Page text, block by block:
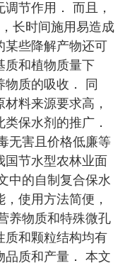
节作用． 而且，
长时间施用易造成
某些降解产物还可
质和植物质量下
物质的吸收． 同
料来源要求高，
保水剂的推广．
无害且价格低廉等
国节水型农林业面
中的自制复合保水
使用方法简便，
养物质和特殊微孔
质和颗粒结构均有
品质和产量． 本文